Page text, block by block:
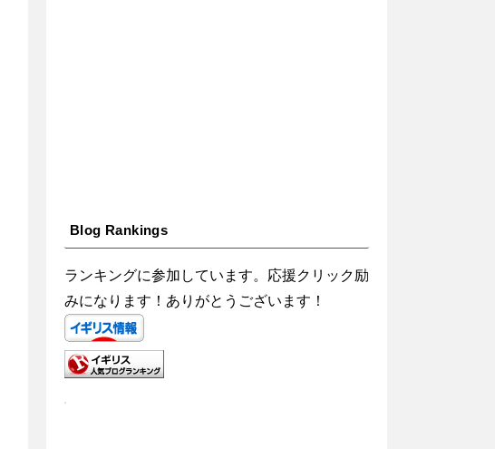
Blog Rankings
ランキングに参加しています。応援クリック励
みになります！ありがとうございます！